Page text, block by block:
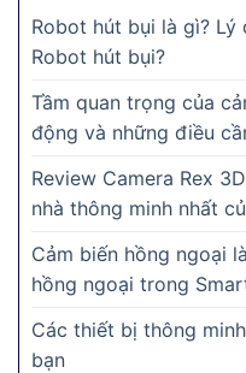
Robot hút bụi là gì? Lý
Robot hút bụi?
Tầm quan trọng của
động và những điều
Review Camera Rex
nhà thông minh nhất
Cảm biến hồng ngoại
hồng ngoại trong
Các thiết bị thông
bạn